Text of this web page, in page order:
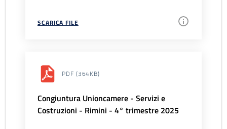
SCARICA FILE
PDF (364KB)
Congiuntura Unioncamere - Servizi e
Costruzioni - Rimini - 4° trimestre 2025